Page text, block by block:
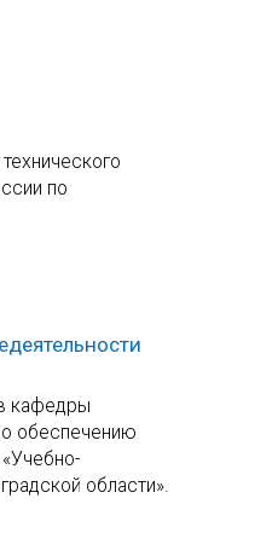
по
кафедры
обеспечению
области».